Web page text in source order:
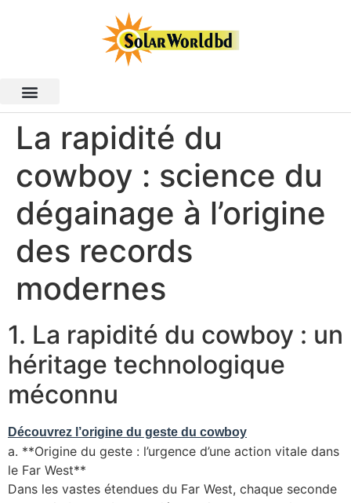
La rapidité du
cowboy : science du
dégainage à l’origine
des records
modernes
1. La rapidité du cowboy : un
héritage technologique
méconnu
Découvrez l’origine du geste du cowboy
a. **Origine du geste : l’urgence d’une action vitale dans
le Far West**
Dans les vastes étendues du Far West, chaque seconde